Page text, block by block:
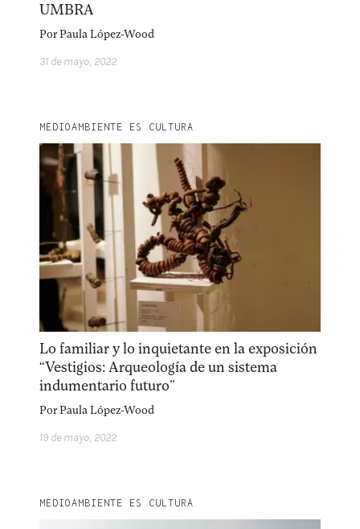
UMBRA
PorPaula López-Wood
31 de mayo, 2022
MEDIOAMBIENTE ES CULTURA
Lo familiar y lo inquietante en la exposición
“Vestigios: Arqueología de un sistema
indumentario futuro”
PorPaula López-Wood
19 de mayo, 2022
MEDIOAMBIENTE ES CULTURA